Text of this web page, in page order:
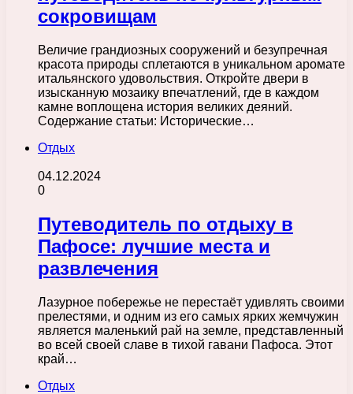
сокровищам
Величие грандиозных сооружений и безупречная
красота природы сплетаются в уникальном аромате
итальянского удовольствия. Откройте двери в
изысканную мозаику впечатлений, где в каждом
камне воплощена история великих деяний.
Содержание статьи: Исторические…
Отдых
04.12.2024
0
Путеводитель по отдыху в
Пафосе: лучшие места и
развлечения
Лазурное побережье не перестаёт удивлять своими
прелестями, и одним из его самых ярких жемчужин
является маленький рай на земле, представленный
во всей своей славе в тихой гавани Пафоса. Этот
край…
Отдых